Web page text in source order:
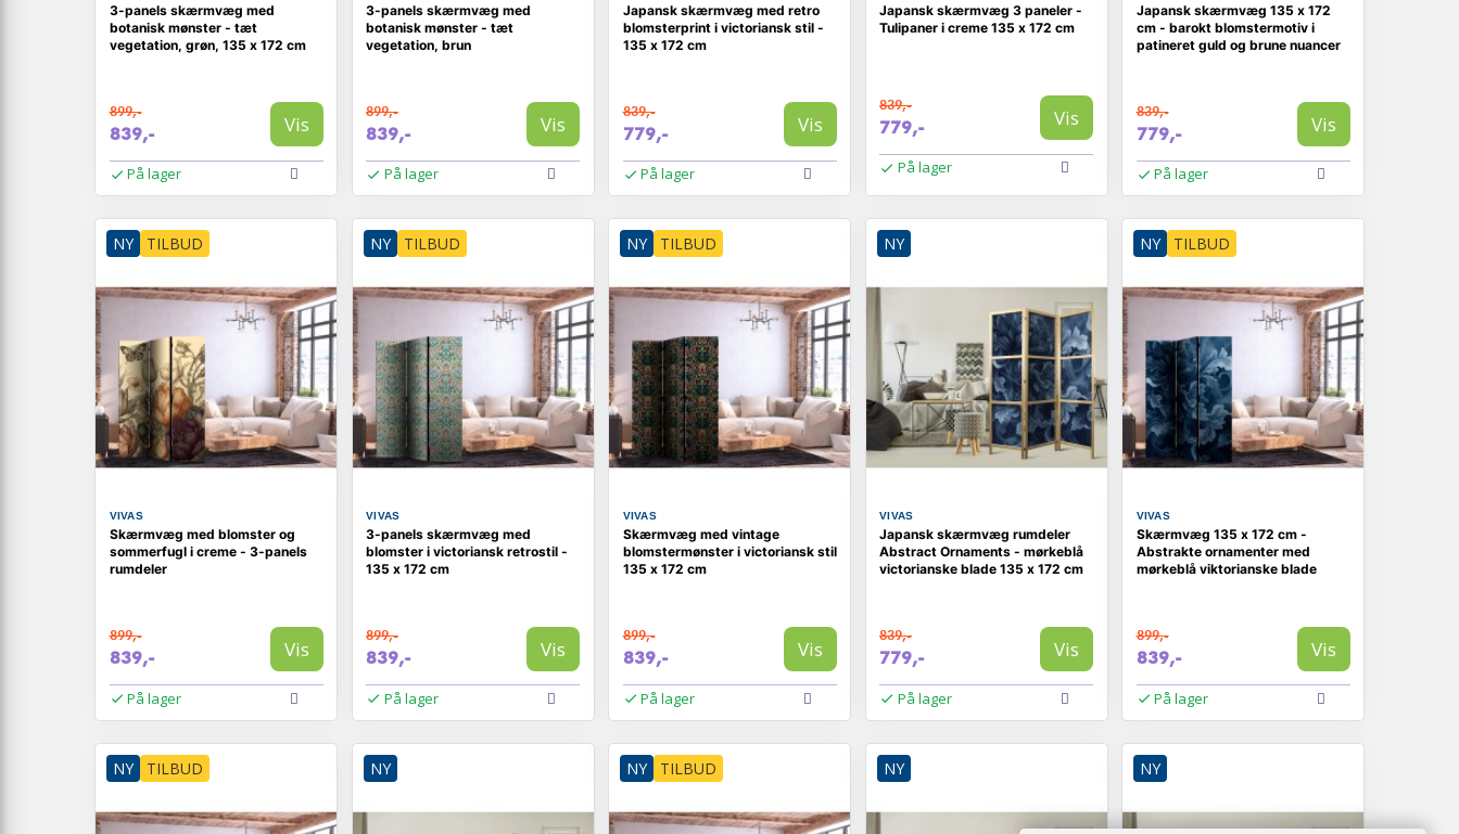
3-panels skærmvæg med
botanisk mønster - tæt
vegetation, grøn, 135 x 172 cm
899,-
839,- Vis
På lager
3-panels skærmvæg med
botanisk mønster - tæt
vegetation, brun
899,-
839,- Vis
På lager
Japansk skærmvæg med retro
blomsterprint i victoriansk stil -
135 x 172 cm
839,-
779,- Vis
På lager
Japansk skærmvæg 3 paneler -
Tulipaner i creme 135 x 172 cm
839,-
779,- Vis
På lager
Japansk skærmvæg 135 x 172
cm - barokt blomstermotiv i
patineret guld og brune nuancer
839,-
779,- Vis
På lager
NY TILBUD
VIVAS
Skærmvæg med blomster og
sommerfugl i creme - 3-panels
rumdeler
899,-
839,- Vis
På lager
NY TILBUD
VIVAS
3-panels skærmvæg med
blomster i victoriansk retrostil -
135 x 172 cm
899,-
839,- Vis
På lager
NY TILBUD
VIVAS
Skærmvæg med vintage
blomstermønster i victoriansk stil
135 x 172 cm
899,-
839,- Vis
På lager
NY
VIVAS
Japansk skærmvæg rumdeler
Abstract Ornaments - mørkeblå
victorianske blade 135 x 172 cm
839,-
779,- Vis
På lager
NY TILBUD
VIVAS
Skærmvæg 135 x 172 cm -
Abstrakte ornamenter med
mørkeblå viktorianske blade
899,-
839,- Vis
På lager
NY TILBUD NY NY TILBUD NY NY